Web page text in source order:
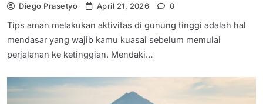
Diego Prasetyo April 21, 2026 0
Tips aman melakukan aktivitas di gunung tinggi adalah hal
mendasar yang wajib kamu kuasai sebelum memulai
perjalanan ke ketinggian. Mendaki…